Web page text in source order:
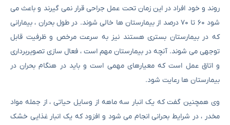
روند و خود افراد در این زمان تحت عمل جراحی قرار نمی گیرند و باعث می
شود ۶۰ تا ۷۰ درصد از بیمارستان ها خالی شوند. در طول بحران ، بیمارانی
که در بیمارستان بستری هستند نیز به سرعت مرخص و ظرفیت قابل
توجهی می شوند. آنچه در بیمارستان مهم است ، فعال سازی تصویربرداری
و اتاق عمل است که معیارهای مهمی است و باید در هنگام بحران در
بیمارستان ها رعایت شود.
وی همچنین گفت که یک انبار سه ماهه از وسایل حیاتی ، از جمله مواد
مخدر ، در شرایط بحرانی انجام می شود و افزود که یک انبار غذایی خشک